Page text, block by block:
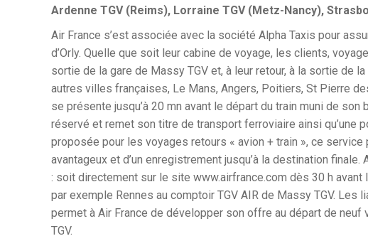
Ardenne TGV (Reims), Lorraine TGV (Metz-Nancy),
Air France s’est associée avec la société Alpha Taxis pour
d’Orly. Quelle que soit leur cabine de voyage, les clients,
sortie de la gare de Massy TGV et, à leur retour, à la sortie de
autres villes françaises, Le Mans, Angers, Poitiers, St Pierre
se présente jusqu’à 20 mn avant le départ du train muni de
réservé et remet son titre de transport ferroviaire ainsi qu’une
proposée pour les voyages retours « avion + train », ce
avantageux et d’un enregistrement jusqu’à la destination
: soit directement sur le site www.airfrance.com dès 30 h
par exemple Rennes au comptoir TGV AIR de Massy TGV.
permet à Air France de développer son offre au départ de
TGV.